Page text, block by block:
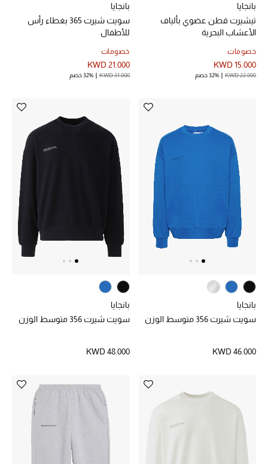
ما وصلنا حديثاً
الموسم الجديد
جميع إصدارتنا النسائية
تشكيلة المناسبات للنساء
الحب للمحلي
الملابس الرياضية النسائية
تشكيلة الأعراس
حقائب وأحذية متطابقة
هدايا للنساء
جميع الأحذية النسائية
جميع الحقائب النسائية
بانجايا
تيشيرت قطن عضوي بألياف
الأعشاب البحرية
خصومات
KWD 15.000
KWD 22.000 32% خصم
بانجايا
سويت شيرت 365 بغطاء رأس
للأطفال
خصومات
KWD 21.000
KWD 31.000 32% خصم
بانجايا
سويت شيرت 356 متوسط الوزن
KWD 46.000
بانجايا
سويت شيرت 356 متوسط الوزن
KWD 48.000